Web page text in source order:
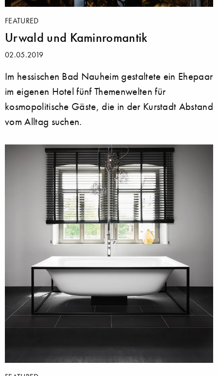
FEATURED
Urwald und Kaminromantik
02.05.2019
Im hessischen Bad Nauheim gestaltete ein Ehepaar
im eigenen Hotel fünf Themenwelten für
kosmopolitische Gäste, die in der Kurstadt Abstand
vom Alltag suchen.